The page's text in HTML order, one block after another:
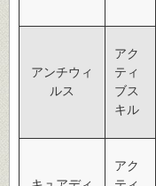
アンチウィ
ルス
アク
ティ
ブス
キル
アク